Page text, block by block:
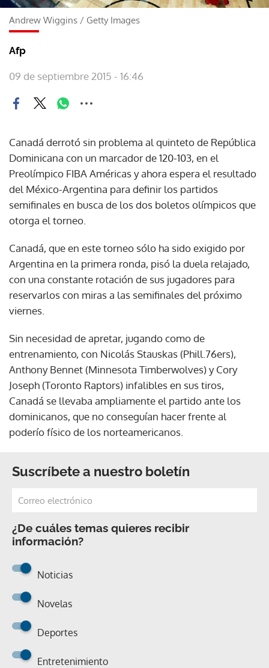
Andrew Wiggins / Getty Images
Afp
09 de septiembre 2015 - 16:46
Canadá derrotó sin problema al quinteto de República
Dominicana con un marcador de 120-103, en el
Preolímpico FIBA Américas y ahora espera el resultado
del México-Argentina para definir los partidos
semifinales en busca de los dos boletos olímpicos que
otorga el torneo.
Canadá, que en este torneo sólo ha sido exigido por
Argentina en la primera ronda, pisó la duela relajado,
con una constante rotación de sus jugadores para
reservarlos con miras a las semifinales del próximo
viernes.
Sin necesidad de apretar, jugando como de
entrenamiento, con Nicolás Stauskas (Phill.76ers),
Anthony Bennet (Minnesota Timberwolves) y Cory
Joseph (Toronto Raptors) infalibles en sus tiros,
Canadá se llevaba ampliamente el partido ante los
dominicanos, que no conseguían hacer frente al
poderío físico de los norteamericanos.
Suscríbete a nuestro boletín
¿De cuáles temas quieres recibir
información?
Noticias
Novelas
Deportes
Entretenimiento